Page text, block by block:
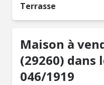
Terrasse
Maison à
(29260) dans
046/1919